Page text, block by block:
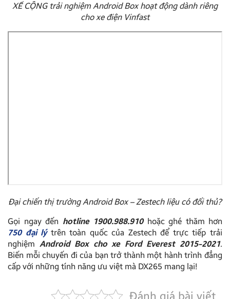
XẾ CỘNG trải nghiệm Android Box hoạt động dành riêng
cho xe điện Vinfast
Đại chiến thị trường Android Box – Zestech liệu có đối thủ?
Gọi ngay đến hotline 1900.988.910hoặc ghé thăm hơn
750 đại lýtrên toàn quốc của Zestech để trực tiếp trải
nghiệm Android Box cho xe Ford Everest 2015-2021.
Biến mỗi chuyến đi của bạn trở thành một hành trình đẳng
cấp với những tính năng ưu việt mà DX265 mang lại!